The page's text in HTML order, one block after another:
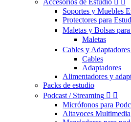
Accesorios de Estudio  
Soportes y Muebles
Protectores para
Maletas y Bolsas
Maletas
Cables y
Cables
Adaptadores
Alimentadores y
Packs de estudio
Podcast / Streaming  
Micrófonos para
Altavoces Multimedia